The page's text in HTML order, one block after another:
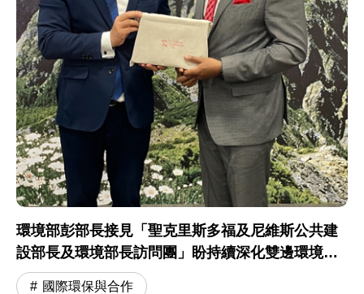
環境部彭部長接見「聖克里斯多福及尼維斯公共建
設部長及環境部長訪問團」盼持續深化雙邊環境合
作交流
國際環保與合作